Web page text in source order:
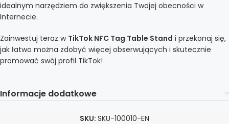
idealnym narzędziem do zwiększenia Twojej obecności w
Internecie.
Zainwestuj teraz w TikTok NFC Tag Table Stand i przekonaj się,
jak łatwo można zdobyć więcej obserwujących i skutecznie
promować swój profil TikTok!
Informacje dodatkowe
SKU: SKU-100010-EN